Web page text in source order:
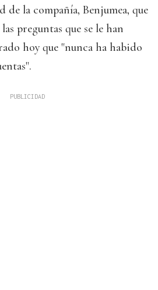
de la compañía, Benjumea, que
preguntas que se le han
hoy que "nunca ha habido